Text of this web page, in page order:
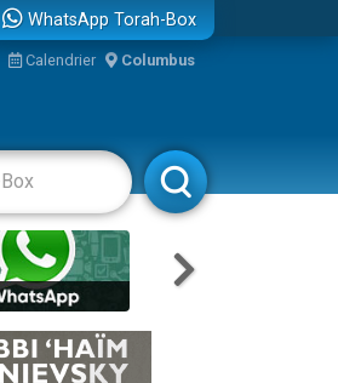
WhatsApp Torah-Box
Calendrier Columbus
Rabbanim